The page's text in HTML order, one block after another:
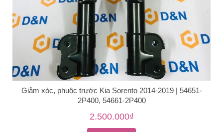
Giảm xóc, phuộc trước Kia Sorento 2014-2019 | 54651-
2P400, 54661-2P400
2.500.000₫